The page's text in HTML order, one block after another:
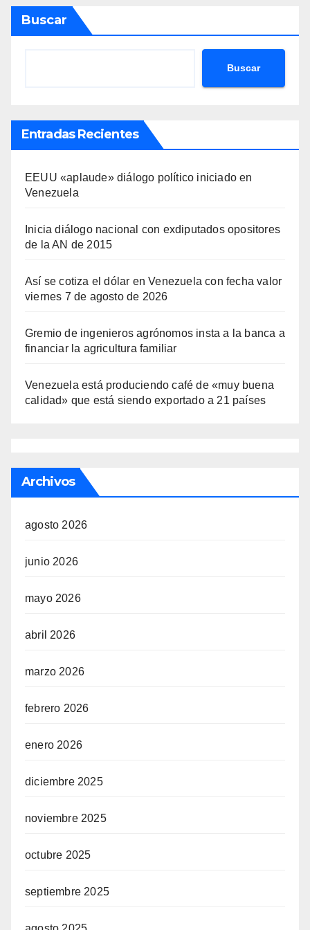
Buscar
Buscar
Entradas Recientes
EEUU «aplaude» diálogo político iniciado en
Venezuela
Inicia diálogo nacional con exdiputados opositores
de la AN de 2015
Así se cotiza el dólar en Venezuela con fecha valor
viernes 7 de agosto de 2026
Gremio de ingenieros agrónomos insta a la banca a
financiar la agricultura familiar
Venezuela está produciendo café de «muy buena
calidad» que está siendo exportado a 21 países
Archivos
agosto 2026
junio 2026
mayo 2026
abril 2026
marzo 2026
febrero 2026
enero 2026
diciembre 2025
noviembre 2025
octubre 2025
septiembre 2025